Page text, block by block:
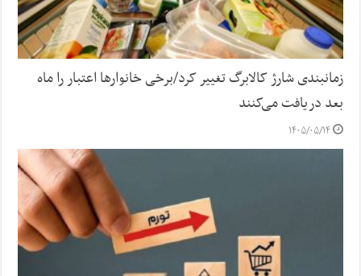
زمانبندی شارژ کالابرگ تغییر کرد/برخی خانوارها اعتبار را ماه
بعد دریافت می‌کنند
۱۴۰۵/۰۵/۱۴